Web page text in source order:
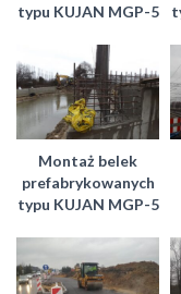
typu KUJAN MGP-5
Montaż belek
prefabrykowanych
typu KUJAN MGP-5